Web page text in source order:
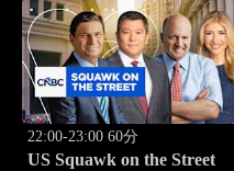
22:00-23:00 60分
US Squawk on the Street